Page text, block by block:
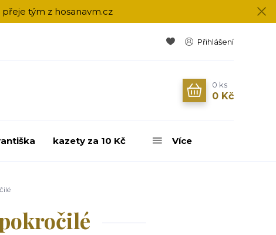
tým z hosanavm.cz
Přihlášení
0 ks
0 Kč
kazety za 10 Kč Více